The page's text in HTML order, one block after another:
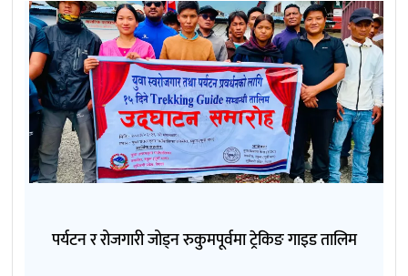
पर्यटन र रोजगारी जोड्न रुकुमपूर्वमा ट्रेकिङ गाइड तालिम